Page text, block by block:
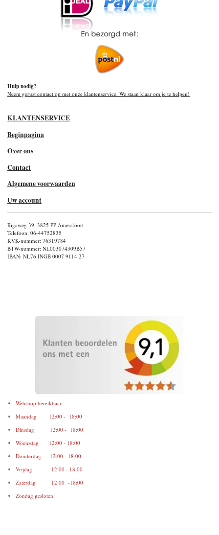
Hulp nodig?
Neem gerust contact op met onze klantenservice. We staan klaar om je te helpen!
KLANTENSERVICE
Beginpagina
Over ons
Contact
Algemene voorwaarden
Uw account
Rigaweg 39, 3825 PP Amersfoort
Telefoon: 06-44752835
KVK-nummer: 76319784
BTW-nummer: NL003074309B57
IBAN: NL76 INGB 0007 9114 27
Webshop bereikbaar:
Maandag 12:00 - 18:00
Dinsdag 12:00 - 18:00
Woensdag 12:00 - 18:00
Donderdag 12:00 - 18:00
Vrijdag 12:00 - 18:00
Zaterdag 12:00 -18:00
Zondag gesloten